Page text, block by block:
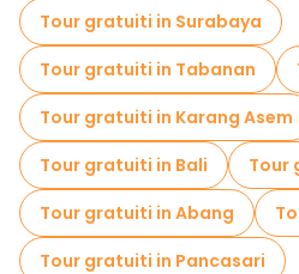
Tour gratuiti in Surabaya
Tour gratuiti in Tabanan
Tour gratuiti in Karang Asem
Tour gratuiti in Bali
Tour
Tour gratuiti in Abang
Tour gratuiti in Pancasari